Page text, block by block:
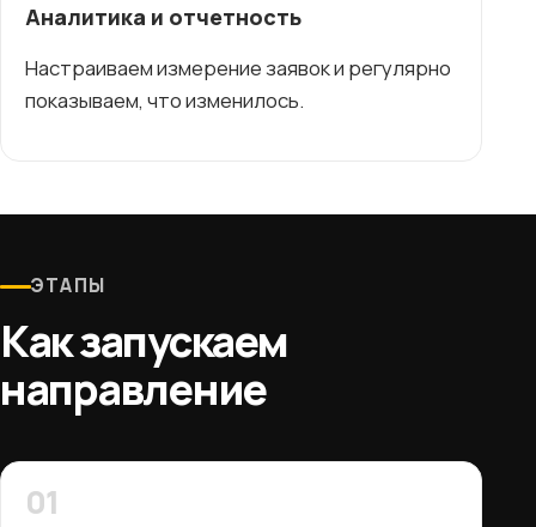
Аналитика и отчетность
Настраиваем измерение заявок и регулярно
показываем, что изменилось.
ЭТАПЫ
Как запускаем
направление
01